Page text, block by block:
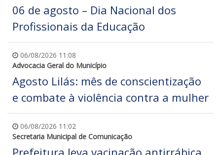
06 de agosto – Dia Nacional dos
Profissionais da Educação
06/08/2026 11:08
Advocacia Geral do Município
Agosto Lilás: mês de conscientização
e combate à violência contra a mulher
06/08/2026 11:02
Secretaria Municipal de Comunicação